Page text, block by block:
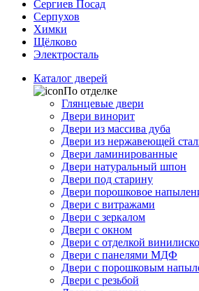
Сергиев Посад
Серпухов
Химки
Щёлково
Электросталь
Каталог дверей
По отделке
Глянцевые двери
Двери винорит
Двери из массива дуба
Двери из нержавеющей
Двери ламинированные
Двери натуральный шпон
Двери под старину
Двери порошковое
Двери с витражами
Двери с зеркалом
Двери с окном
Двери с отделкой
Двери с панелями МДФ
Двери с порошковым
Двери с резьбой